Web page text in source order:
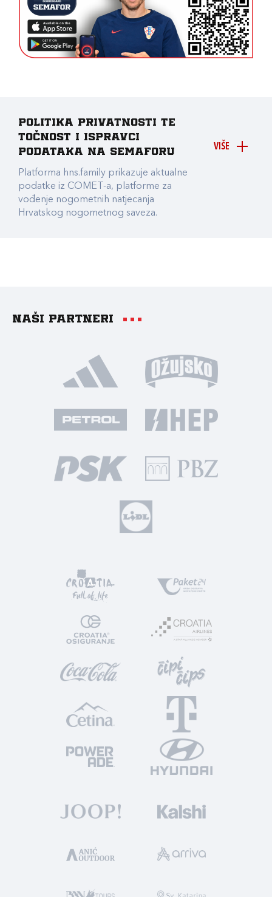
VIŠE
Politika privatnosti te
točnost i ispravci
podataka na Semaforu
Platforma hns.family prikazuje aktualne
podatke iz COMET-a, platforme za
vođenje nogometnih natjecanja
Hrvatskog nogometnog saveza.
Naši partneri